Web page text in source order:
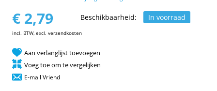
Beschikbaarheid: In voorraad
€ 2,79
incl. BTW, excl. verzendkosten
Aan verlanglijst toevoegen
Voeg toe om te vergelijken
E-mail Vriend